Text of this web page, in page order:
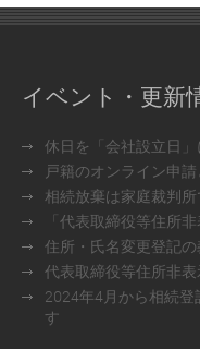
イベント・更新
休日を「会社設立日
戸籍のオンライン申請
相続放棄は家庭裁判
「代表取締役等住所
住所・氏名変更登記
代表取締役等住所非
2024年4月から相続
す